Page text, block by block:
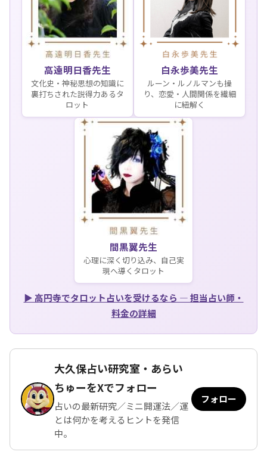
高遠明日香先生
文化史・神秘思想の知識に
裏打ちされた説得力あるタ
ロット
白永歩美先生
ルーン・ルノルマンも操
り、恋愛・人間関係を繊細
に紐解く
間黒翼先生
心理に深く切り込み、自己実
現へ導くタロット
▶ 高円寺でタロット占いを受けるなら — 担当占い師・
料金の詳細
大久保占い研究室・あらい
ちゅーをXでフォロー
占いの最新研究／ミニ開運法／運
とは何かを考えるヒントを発信
中。
フォロー